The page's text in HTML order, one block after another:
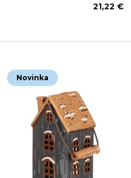
21,22 €
Novinka